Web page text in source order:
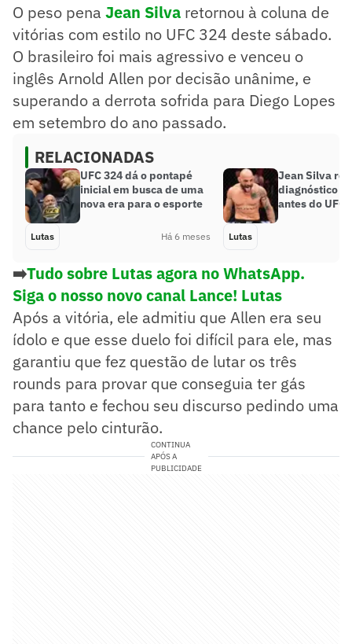
Ele expressou desejo de lutar pelo cinturão após a vitória.
Resumo supervisionado pelo jornalista!
O peso pena Jean Silva retornou à coluna de
vitórias com estilo no UFC 324 deste sábado.
O brasileiro foi mais agressivo e venceu o
inglês Arnold Allen por decisão unânime, e
superando a derrota sofrida para Diego Lopes
em setembro do ano passado.
RELACIONADAS
UFC 324 dá o pontapé
inicial em busca de uma
nova era para o esporte
Lutas Há 6 meses
Jean Silva
diagnóstico
antes do UFC
Lutas
➡️Tudo sobre Lutas agora no WhatsApp.
Siga o nosso novo canal Lance! Lutas
Após a vitória, ele admitiu que Allen era seu
ídolo e que esse duelo foi difícil para ele, mas
garantiu que fez questão de lutar os três
rounds para provar que conseguia ter gás
para tanto e fechou seu discurso pedindo uma
chance pelo cinturão.
CONTINUA
APÓS A
PUBLICIDADE